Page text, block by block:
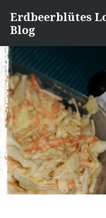
zum
Inhalt
Erdbeerblütes
Blog